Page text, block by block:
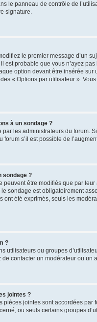
le panneau de contrôle de
signature.
le premier message d’un
est probable que vous n’ayez
option devant être insérée
« Options par utilisateur ».
à un sondage ?
par les administrateurs du
s’il est possible de
sondage ?
être modifiés que par
sondage est obligatoirement
ont été exprimés, seuls les
?
utilisateurs ou groupes
contacter un modérateur ou
jointes ?
pièces jointes sont accordées
ou seuls certains groupes